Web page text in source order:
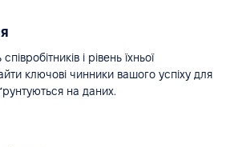
і рівень їхньої
ключові чинники вашого успіху для
на даних.